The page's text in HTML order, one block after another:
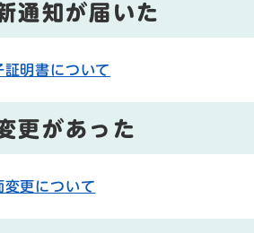
通知が届いた
明書について
更があった
変更について